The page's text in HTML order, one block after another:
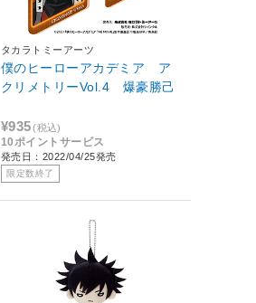
タカラトミーアーツ
僕のヒーローアカデミア ア
クリメトリーVol.4 爆豪勝己
¥935 (税込)
10ポイントサービス
発売日：2022/04/25発売
限定数終了